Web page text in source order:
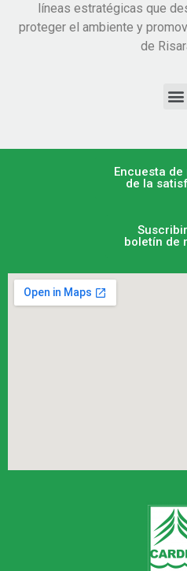
líneas estratégicas que
proteger el ambiente y
de
Encuesta
de la
boletín de